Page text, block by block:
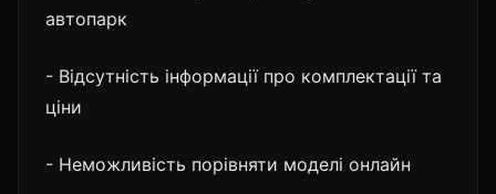
автопарк
- Відсутність інформації про комплектації та
ціни
- Неможливість порівняти моделі онлайн